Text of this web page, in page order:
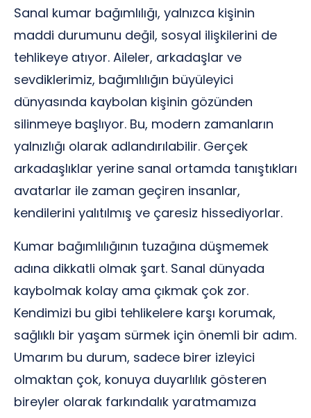
Sanal kumar bağımlılığı, yalnızca kişinin
maddi durumunu değil, sosyal ilişkilerini de
tehlikeye atıyor. Aileler, arkadaşlar ve
sevdiklerimiz, bağımlılığın büyüleyici
dünyasında kaybolan kişinin gözünden
silinmeye başlıyor. Bu, modern zamanların
yalnızlığı olarak adlandırılabilir. Gerçek
arkadaşlıklar yerine sanal ortamda tanıştıkları
avatarlar ile zaman geçiren insanlar,
kendilerini yalıtılmış ve çaresiz hissediyorlar.
Kumar bağımlılığının tuzağına düşmemek
adına dikkatli olmak şart. Sanal dünyada
kaybolmak kolay ama çıkmak çok zor.
Kendimizi bu gibi tehlikelere karşı korumak,
sağlıklı bir yaşam sürmek için önemli bir adım.
Umarım bu durum, sadece birer izleyici
olmaktan çok, konuya duyarlılık gösteren
bireyler olarak farkındalık yaratmamıza